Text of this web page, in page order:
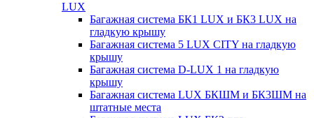
LUX
Багажная система БК1 LUX и БК3 LUX на
гладкую крышу
Багажная система 5 LUX CITY на гладкую
крышу
Багажная система D-LUX 1 на гладкую
крышу
Багажная система LUX БКШМ и БК3ШМ на
штатные места